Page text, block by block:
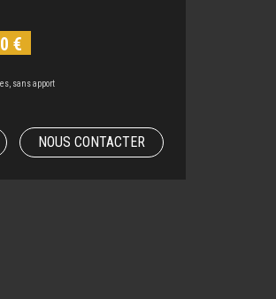
€
sans apport
NOUS CONTACTER